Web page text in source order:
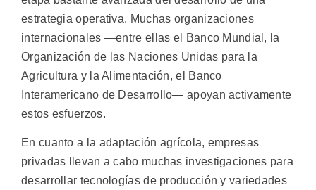
estrategia operativa. Muchas organizaciones
internacionales —entre ellas el Banco Mundial, la
Organización de las Naciones Unidas para la
Agricultura y la Alimentación, el Banco
Interamericano de Desarrollo— apoyan activamente
estos esfuerzos.
En cuanto a la adaptación agrícola, empresas
privadas llevan a cabo muchas investigaciones para
desarrollar tecnologías de producción y variedades